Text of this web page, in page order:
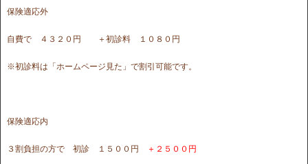
保険適応外
自費で ４３２０円 ＋初診料 １０８０円
※初診料は「ホームページ見た」で割引可能です。
保険適応内
３割負担の方で 初診 １５００円 ＋２５００円